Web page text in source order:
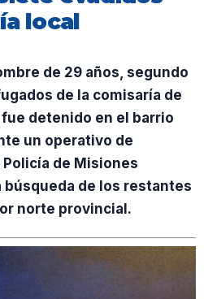
local
de 29 años, segundo
de la comisaría de
detenido en el barrio
un operativo de
de Misiones
de los restantes
norte provincial.